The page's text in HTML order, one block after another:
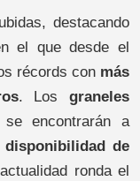
destacando
el que desde el
récords con más
. Losgraneles
encontrarán a
disponibilidad de
ronda el